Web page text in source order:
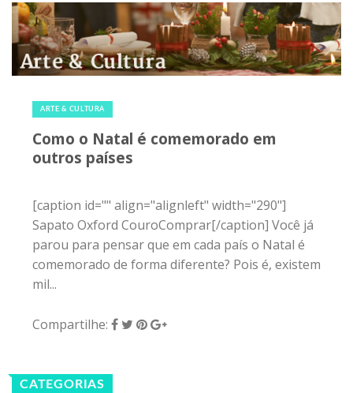
ARTE & CULTURA
Como o Natal é comemorado em
outros países
[caption id="" align="alignleft" width="290"]
Sapato Oxford CouroComprar[/caption] Você já
parou para pensar que em cada país o Natal é
comemorado de forma diferente? Pois é, existem
mil...
Compartilhe:
CATEGORIAS